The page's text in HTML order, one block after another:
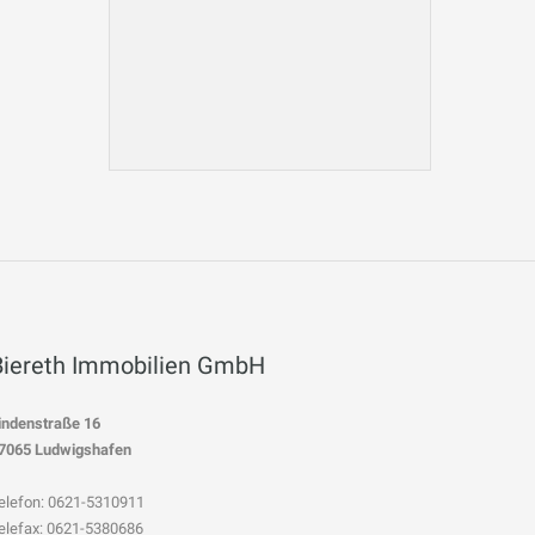
Immobilien GmbH
16
Ludwigshafen
0621-5310911
0621-5380686